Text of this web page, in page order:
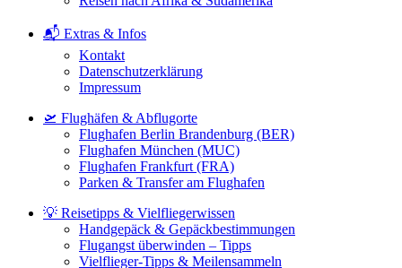
📬 Extras & Infos
Kontakt
Datenschutzerklärung
Impressum
🛫 Flughäfen & Abflugorte
Flughafen Berlin Brandenburg (BER)
Flughafen München (MUC)
Flughafen Frankfurt (FRA)
Parken & Transfer am Flughafen
💡 Reisetipps & Vielfliegerwissen
Handgepäck & Gepäckbestimmungen
Flugangst überwinden – Tipps
Vielflieger-Tipps & Meilensammeln